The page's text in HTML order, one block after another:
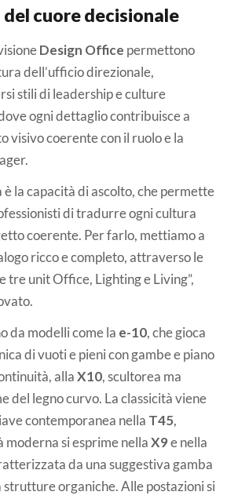
cuore decisionale
Design Office permettono
dell’ufficio direzionale,
stili di leadership e culture
ogni dettaglio contribuisce a
visivo coerente con il ruolo e la
la capacità di ascolto, che permette
di tradurre ogni cultura
coerente. Per farlo, mettiamo a
ricco e completo, attraverso le
tre unit Office, Lighting e Living”,
da modelli come la e-10, che gioca
di vuoti e pieni con gambe e piano
allaX10, scultorea ma
del legno curvo. La classicità viene
contemporanea nella T45,
moderna si esprime nellaX9e nella
da una suggestiva gamba
organiche. Alle postazioni si